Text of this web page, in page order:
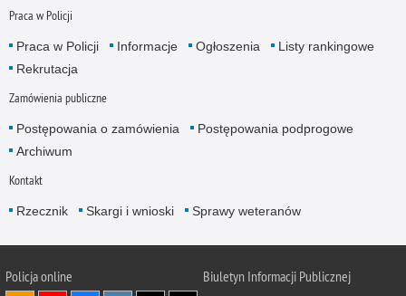
Praca w Policji
Praca w Policji Informacje Ogłoszenia
Listy rankingowe
Rekrutacja
Zamówienia publiczne
Postępowania o zamówienia
Postępowania podprogowe
Archiwum
Kontakt
Rzecznik Skargi i wnioski Sprawy weteranów
Policjaonline Biuletyn Informacji Publicznej